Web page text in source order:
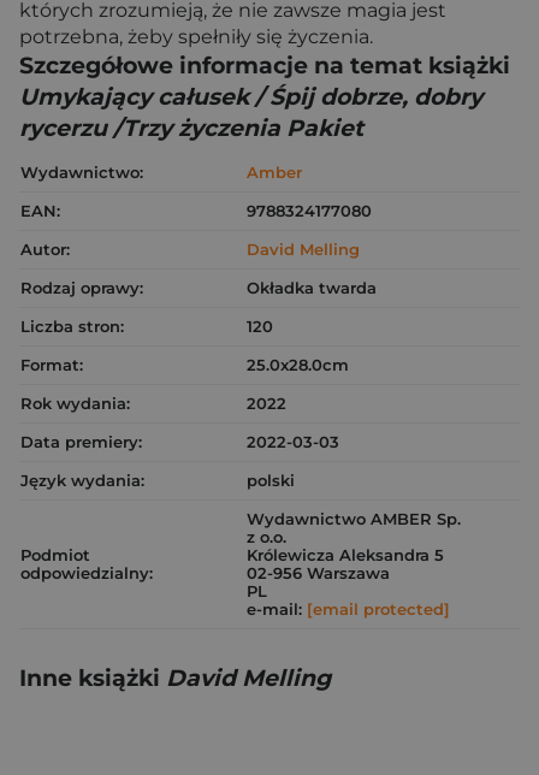
których zrozumieją, że nie zawsze magia jest
potrzebna, żeby spełniły się życzenia.
Szczegółowe informacje na temat książki
Umykający całusek / Śpij dobrze, dobry
rycerzu /Trzy życzenia Pakiet
Wydawnictwo:
Amber
EAN:
9788324177080
Autor:
David Melling
Rodzaj oprawy:
Okładka twarda
Liczba stron:
120
Format:
25.0x28.0cm
Rok wydania:
2022
Data premiery:
2022-03-03
Język wydania:
polski
Podmiot
odpowiedzialny:
Wydawnictwo AMBER Sp.
z o.o.
Królewicza Aleksandra 5
02-956 Warszawa
PL
e-mail: [email protected]
Inne książki David Melling